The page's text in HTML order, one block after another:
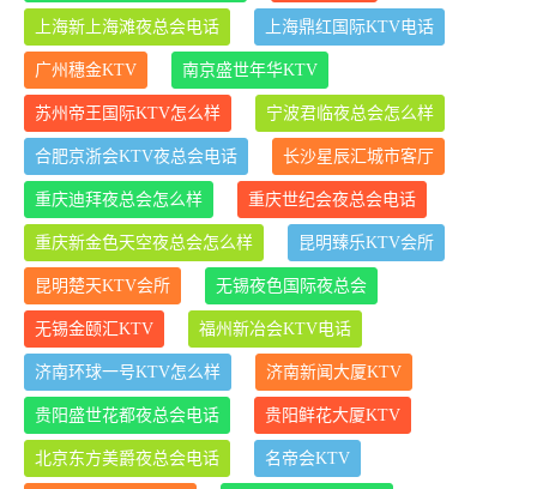
上海新上海滩夜总会电话 上海鼎红国际KTV电话
广州穗金KTV 南京盛世年华KTV
苏州帝王国际KTV怎么样 宁波君临夜总会怎么样
合肥京浙会KTV夜总会电话 长沙星辰汇城市客厅
重庆迪拜夜总会怎么样 重庆世纪会夜总会电话
重庆新金色天空夜总会怎么样 昆明臻乐KTV会所
昆明楚天KTV会所 无锡夜色国际夜总会
无锡金颐汇KTV 福州新冶会KTV电话
济南环球一号KTV怎么样 济南新闻大厦KTV
贵阳盛世花都夜总会电话 贵阳鲜花大厦KTV
北京东方美爵夜总会电话 名帝会KTV